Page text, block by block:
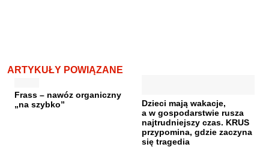
ARTYKUŁY POWIĄZANE
Frass – nawóz organiczny
„na szybko”
Dzieci mają wakacje,
a w gospodarstwie rusza
najtrudniejszy czas. KRUS
przypomina, gdzie zaczyna
się tragedia